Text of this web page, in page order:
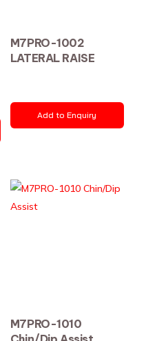
M7PRO-1002
LATERAL RAISE
Add to Enquiry
M7PRO-1010